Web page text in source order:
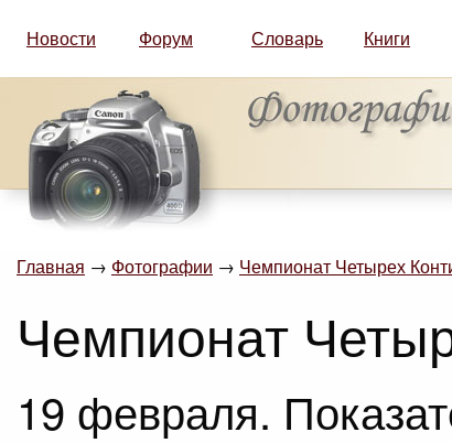
Новости Форум Словарь Книги
Главная → Фотографии → Чемпионат Четырех
Чемпионат
19 февраля.